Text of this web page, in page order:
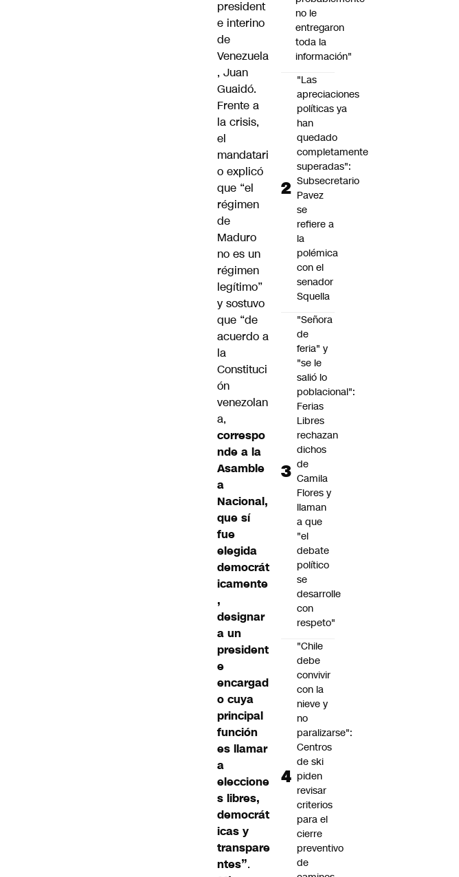
president
e interino
de
Venezuela
, Juan
Guaidó.
Frente a
la crisis,
el
mandatari
o explicó
que “el
régimen
de
Maduro
no es un
régimen
legítimo”
y sostuvo
que “de
acuerdo a
la
Constituci
ón
venezolan
a,
correspo
nde a la
Asamble
a
Nacional,
que sí
fue
elegida
democrát
icamente
,
designar
a un
president
e
encargad
o cuya
principal
función
es llamar
a
eleccione
s libres,
democrát
icas y
transpare
ntes”.
no le
entregaron
toda la
información"
"Las
apreciaciones
políticas ya
han
quedado
completamente
superadas":
Subsecretario
Pavez
se
refiere a
la
polémica
con el
senador
Squella
"Señora
de
feria" y
"se le
salió lo
poblacional":
Ferias
Libres
rechazan
dichos
de
Camila
Flores y
llaman
a que
"el
debate
político
se
desarrolle
con
respeto"
"Chile
debe
convivir
con la
nieve y
no
paralizarse":
Centros
de ski
piden
revisar
criterios
para el
cierre
preventivo
de